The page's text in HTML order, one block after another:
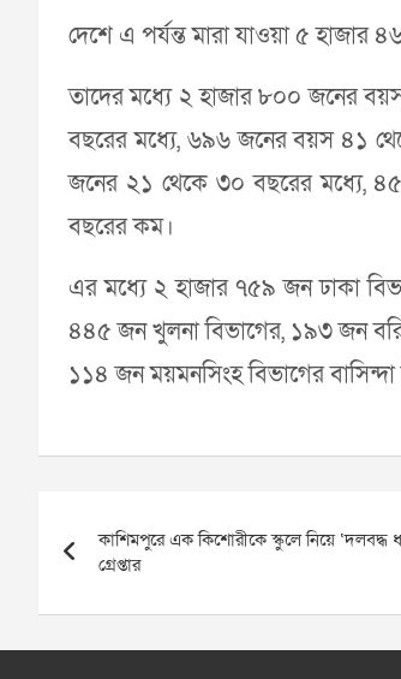
দেশে এ পর্যন্ত মারা যাওয়া ৫
তাদের মধ্যে ২ হাজার ৮০০ জনের
বছরের মধ্যে, ৬৯৬ জনের বয়স ৪১
জনের ২১ থেকে ৩০ বছরের মধ্যে,
বছরের কম।
এর মধ্যে ২ হাজার ৭৫৯ জন ঢাকা
৪৪৫ জন খুলনা বিভাগের, ১৯৩ জন
১১৪ জন ময়মনসিংহ বিভাগের বাসিন্দা
navigation
কাশিমপুরে এক কিশোরীকে স্কুলে নিয়ে ‘দলবদ্ধ
গ্রেপ্তার